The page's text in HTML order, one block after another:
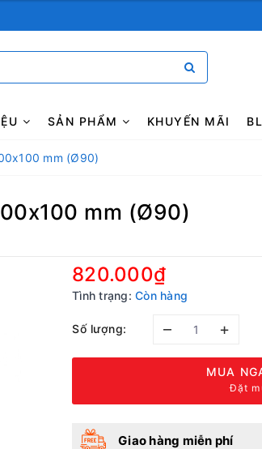
SẢN PHẨM KHUYẾN MÃI
mm (Ø90)
mm (Ø90)
820.000₫
Tình trạng: Còn hàng
Số lượng: – +
MUA
Đặt
Giao hàng miễn phí